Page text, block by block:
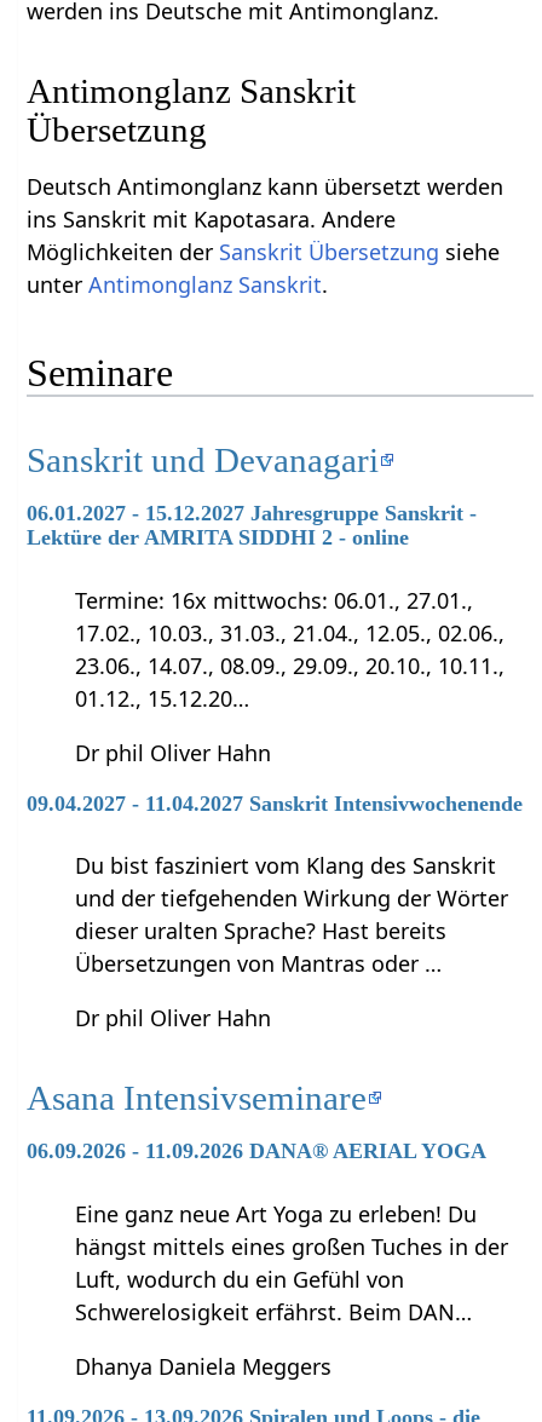
werden ins Deutsche mit Antimonglanz.
Antimonglanz Sanskrit
Übersetzung
Deutsch Antimonglanz kann übersetzt werden
ins Sanskrit mit Kapotasara. Andere
Möglichkeiten der Sanskrit Übersetzung siehe
unterAntimonglanz Sanskrit.
Seminare
Sanskrit und Devanagari
06.01.2027 - 15.12.2027 Jahresgruppe Sanskrit -
Lektüre der AMRITA SIDDHI 2 - online
Termine: 16x mittwochs: 06.01., 27.01.,
17.02., 10.03., 31.03., 21.04., 12.05., 02.06.,
23.06., 14.07., 08.09., 29.09., 20.10., 10.11.,
01.12., 15.12.20…
Dr phil Oliver Hahn
09.04.2027 - 11.04.2027 Sanskrit Intensivwochenende
Du bist fasziniert vom Klang des Sanskrit
und der tiefgehenden Wirkung der Wörter
dieser uralten Sprache? Hast bereits
Übersetzungen von Mantras oder …
Dr phil Oliver Hahn
Asana Intensivseminare
06.09.2026 - 11.09.2026 DANA® AERIAL YOGA
Eine ganz neue Art Yoga zu erleben! Du
hängst mittels eines großen Tuches in der
Luft, wodurch du ein Gefühl von
Schwerelosigkeit erfährst. Beim DAN…
Dhanya Daniela Meggers